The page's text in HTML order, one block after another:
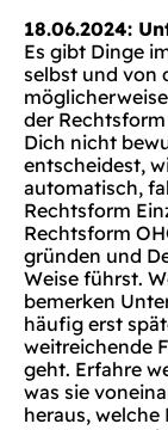
18.06.2024:
Es gibt Dinge
selbst und von
der
Dich nicht
entscheidest,
automatisch,
Rechtsform
Rechtsform
gründen und
Weise führst.
bemerken
häufig erst
weitreichende
geht. Erfahre
was sie
heraus,